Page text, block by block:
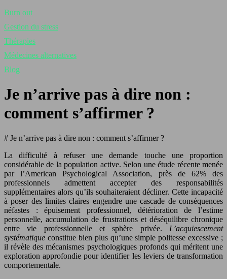
Burn out
Gestion du stress
Thérapies
Médecines alternatives
Blog
Je n’arrive pas à dire non :
comment s’affirmer ?
# Je n’arrive pas à dire non : comment s’affirmer ?
La difficulté à refuser une demande touche une proportion
considérable de la population active. Selon une étude récente menée
par l’American Psychological Association, près de 62% des
professionnels admettent accepter des responsabilités
supplémentaires alors qu’ils souhaiteraient décliner. Cette incapacité
à poser des limites claires engendre une cascade de conséquences
néfastes : épuisement professionnel, détérioration de l’estime
personnelle, accumulation de frustrations et déséquilibre chronique
entre vie professionnelle et sphère privée. L’acquiescement
systématique constitue bien plus qu’une simple politesse excessive ;
il révèle des mécanismes psychologiques profonds qui méritent une
exploration approfondie pour identifier les leviers de transformation
comportementale.